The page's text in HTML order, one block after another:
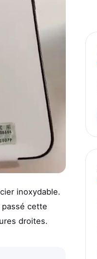
inoxydable.
passé cette
droites.